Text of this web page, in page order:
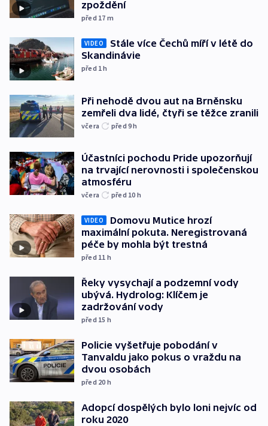
zpoždění
před 17 m
VIDEO
Stále více Čechů míří v létě do
Skandinávie
před 1h
Při nehodě dvou aut na Brněnsku
zemřeli dva lidé, čtyři se těžce zranili
včera před 9h
Účastníci pochodu Pride upozorňují
na trvající nerovnosti i společenskou
atmosféru
včera před 10 h
VIDEO
Domovu Mutice hrozí
maximální pokuta. Neregistrovaná
péče by mohla být trestná
před 11 h
Řeky vysychají a podzemní vody
ubývá. Hydrolog: Klíčem je
zadržování vody
před 15 h
Policie vyšetřuje pobodání v
Tanvaldu jako pokus o vraždu na
dvou osobách
před 20 h
Adopcí dospělých bylo loni nejvíc od
roku 2020